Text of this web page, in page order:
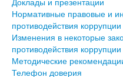
Нормативные правовые и
противодействия коррупции
Изменения в некоторые
противодействия коррупции
Методические
Телефон доверия